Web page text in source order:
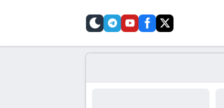
twitter
facebook
youtube
telegram
skin